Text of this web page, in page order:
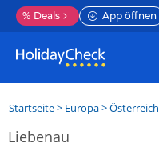
% Deals App öffnen
Startseite> Europa>Österreich
Liebenau